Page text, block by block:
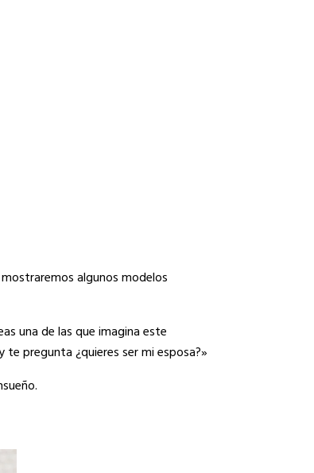
algunos modelos
una de las que imagina este
pregunta ¿quieres ser mi esposa?»